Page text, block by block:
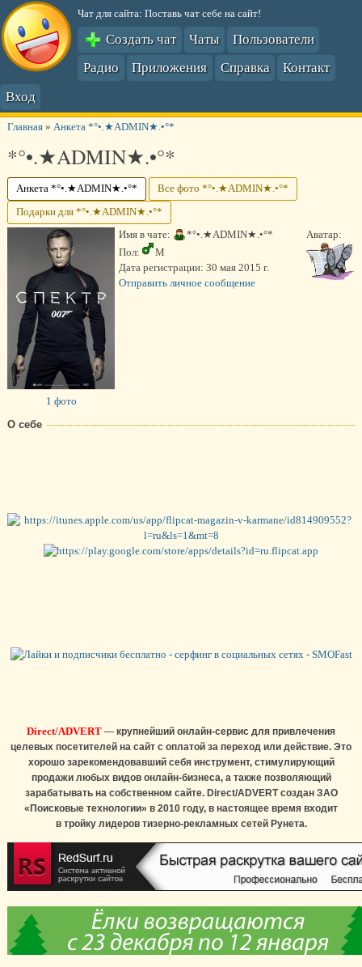
Чат для сайта: Поставь чат себе на сайт!
Создать чат Чаты
Пользователи
Радио
Приложения Справка
Контакт
Вход
Главная» Анкета *°•.★ADMIN★.•°*
*°•.★ADMIN★.•°*
Анкета *°•.★ADMIN★.•°* Все фото *°•.★ADMIN★.•°*
Подарки для *°•.★ADMIN★.•°*
Аватар:
1 фото
Имя в чате:
*°•.★ADMIN★.•°*
Пол:
М
Дата регистрации: 30 мая 2015 г.
Отправить личное сообщение
О себе
Direct/ADVERT — крупнейший онлайн-сервис для привлечения
целевых посетителей на сайт с оплатой за переход или действие. Это
хорошо зарекомендовавший себя инструмент, стимулирующий
продажи любых видов онлайн-бизнеса, а также позволяющий
зарабатывать на собственном сайте. Direct/ADVERT создан ЗАО
«Поисковые технологии» в 2010 году, в настоящее время входит
в тройку лидеров тизерно-рекламных сетей Рунета.